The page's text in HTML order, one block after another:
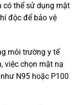
có thể sử dụng mặt
độc để bảo vệ
môi trường y tế
việc chọn mặt nạ
N95 hoặc P100